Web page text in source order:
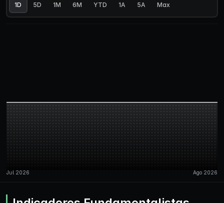
1D 5D 1M 6M YTD 1A 5A Max